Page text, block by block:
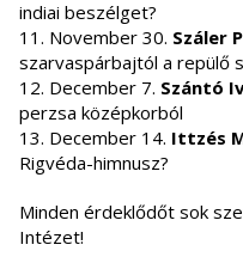
indiai beszélget?
11. November 30. Száler
szarvaspárbajtól a repülő
12. December 7. Szántó
perzsa középkorból
13. December 14. Ittzés
Rigvéda-himnusz?
Minden érdeklődőt sok
Intézet!